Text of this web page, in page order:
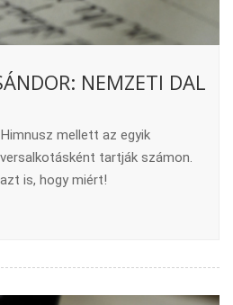
NEMZETI DAL
mellett az egyik
tartják számon.
is, hogy miért!